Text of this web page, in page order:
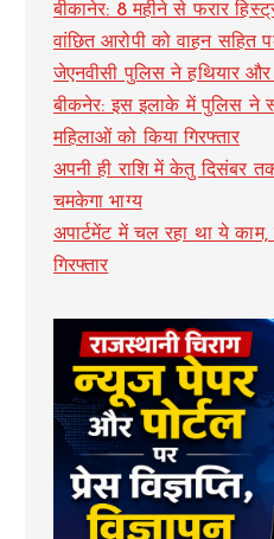
बीकानेर: 8 महीने से फरार
वांछित आरोपी को वाहन सहित
जेएनवीसी पुलिस ने हथियार
बीकनेर: इस इलाके में पुलिस ने
महिलाओं को किया गिरफ्तार
अपनी ही राशि में केतु दिसंबर
चमकेगा भाग्य
अपार्टमेंट में चल रहा था ये
गिरफ्तार